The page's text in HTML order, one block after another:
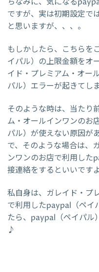
ですが、実は初期設定で
と思いますが、、、。
もしかしたら、こちらを
イパル）の上限金額をオ
イド・プレミアム・オー
パル）エラーが起きてし
そのような時は、当たり
ム・オールインワンのお
パル）が使えない原因が
で、そのような場合は、
ンワンのお店で利用した
接連絡をするといいです
私自身は、ガレイド・プ
で利用したpaypal（ペイ
たら、paypal（ペイパル
♪